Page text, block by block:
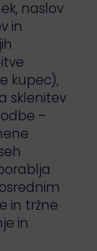
naslov
in
kupec),
sklenitev
–
in tržne
in